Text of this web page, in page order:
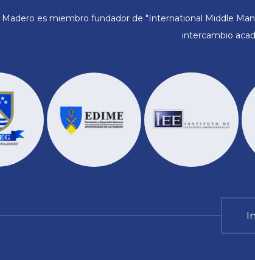
es miembro fundador de "International Middle
intercambio